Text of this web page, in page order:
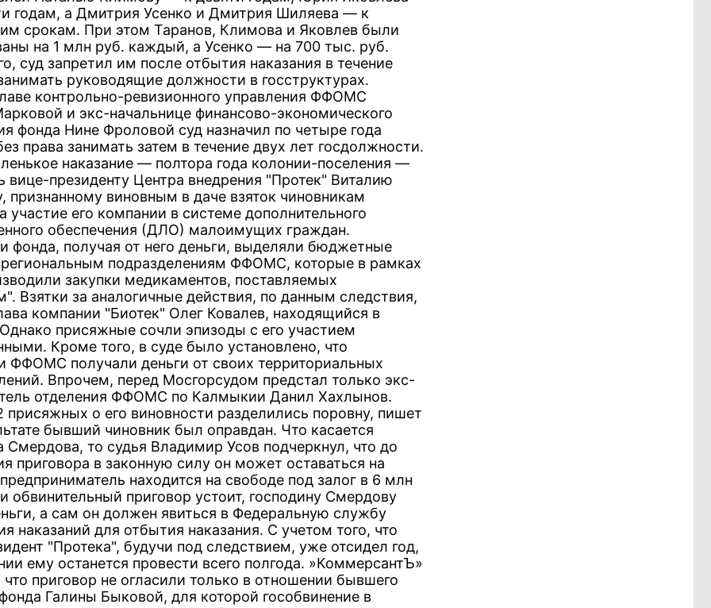
годам, а Дмитрия Усенко и Дмитрия Шиляева — к
срокам. При этом Таранов, Климова и Яковлев были
на 1 млн руб. каждый, а Усенко — на 700 тыс. руб.
суд запретил им после отбытия наказания в течение
руководящие должности в госструктурах.
контрольно-ревизионного управления ФФОМС
и экс-начальнице финансово-экономического
фонда Нине Фроловой суд назначил по четыре года
права занимать затем в течение двух лет госдолжности.
наказание — полтора года колонии-поселения —
вице-президенту Центра внедрения "Протек" Виталию
признанному виновным в даче взяток чиновникам
его компании в системе дополнительного
обеспечения (ДЛО) малоимущих граждан.
фонда, получая от него деньги, выделяли бюджетные
региональным подразделениям ФФОМС, которые в рамках
закупки медикаментов, поставляемых
Взятки за аналогичные действия, по данным следствия,
компании "Биотек" Олег Ковалев, находящийся в
присяжные сочли эпизоды с его участием
Кроме того, в суде было установлено, что
ФФОМС получали деньги от своих территориальных
Впрочем, перед Мосгорсудом предстал только экс-
отделения ФФОМС по Калмыкии Данил Хахлынов.
присяжных о его виновности разделились поровну, пишет
бывший чиновник был оправдан. Что касается
Смердова, то судья Владимир Усов подчеркнул, что до
приговора в законную силу он может оставаться на
находится на свободе под залог в 6 млн
обвинительный приговор устоит, господину Смердову
а сам он должен явиться в Федеральную службу
наказаний для отбытия наказания. С учетом того, что
"Протека", будучи под следствием, уже отсидел год,
ему останется провести всего полгода. »КоммерсантЪ»
что приговор не огласили только в отношении бывшего
Галины Быковой, для которой гособвинение в